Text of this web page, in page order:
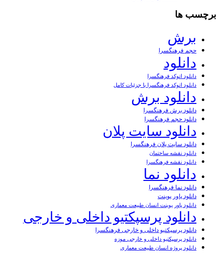
برچسب ها
برش
حجم فرهنگسرا
دانلود
دانلود اتوکد فرهنگسرا
دانلود اتوکد فرهنگسرا با جزئیات کامل
دانلود برش
دانلود برش فرهنگسرا
دانلود حجم فرهنگسرا
دانلود سایت پلان
دانلود سایت پلان فرهنگسرا
دانلود نقشه ساختمان
دانلود نقشه فرهنگسرا
دانلود نما
دانلود نما فرهنگسرا
دانلود پاور پوینت
دانلود پاور پوینت انسان طبیعت معماری
دانلود پرسپکتیو داخلی و خارجی
دانلود پرسپکتیو داخلی و خارجی فرهنگسرا
دانلود پرسپکتیو داخلی و خارجی موزه
دانلود پروژه انسان طبیعت معماری